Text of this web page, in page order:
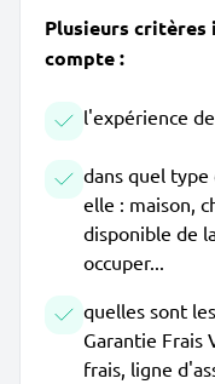
Plusieurs
compte :
l'expérience
dans quel
elle : maison,
disponible de
occuper...
quelles sont
Garantie Frais
frais, ligne